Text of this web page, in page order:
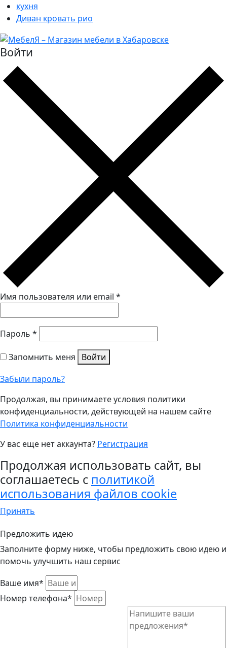
кухня
Диван кровать рио
Войти
Имя пользователя или email *
Пароль *
Запомнить меня
Войти
Забыли пароль?
Продолжая, вы принимаете условия политики
конфиденциальности, действующей на нашем сайте
Политика конфиденциальности
У вас еще нет аккаунта? Регистрация
Продолжая использовать сайт, вы
соглашаетесь с политикой
использования файлов cookie
Принять
Предложить идею
Заполните форму ниже, чтобы предложить свою идею и
помочь улучшить наш сервис
Ваше имя*
Номер телефона*